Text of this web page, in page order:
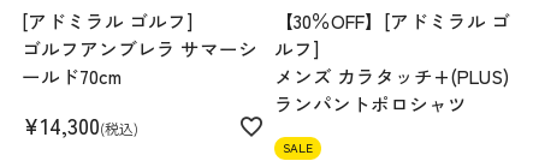
スペック
素材
ポリエステル100% 裏地:ポリエステル100%
生産国
吸水速乾 ストレッチ 裏地付き
[アドミラル ゴルフ]
ゴルフアンブレラ サマーシ
ールド70cm
¥14,300 税込
【30％OFF】[アドミラル ゴ
ルフ]
メンズ カラタッチ+(PLUS)
ランパントポロシャツ
SALE